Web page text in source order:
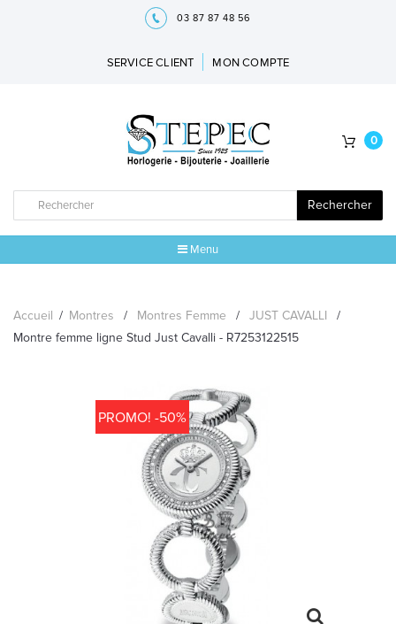
03 87 87 48 56
SERVICE CLIENT MON COMPTE
Rechercher
0
Menu
MARQUES
MONTRES
LES GEORGETTES
SWAROVSKI
BONNES AFFAIRES
CARTES CADEAUX
IDÉE CADEAUX
QUI SOMMES NOUS
Accueil / Montres / Montres Femme / JUST CAVALLI
/
Montre femme ligne Stud Just Cavalli - R7253122515
PROMO! -50%